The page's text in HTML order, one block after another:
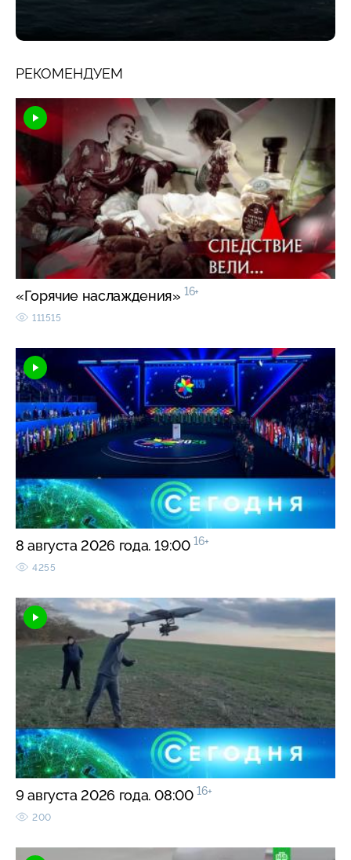
РЕКОМЕНДУЕМ
«Горячие наслаждения» 16+
111515
8 августа 2026 года. 19:00 16+
4255
9 августа 2026 года. 08:00 16+
200